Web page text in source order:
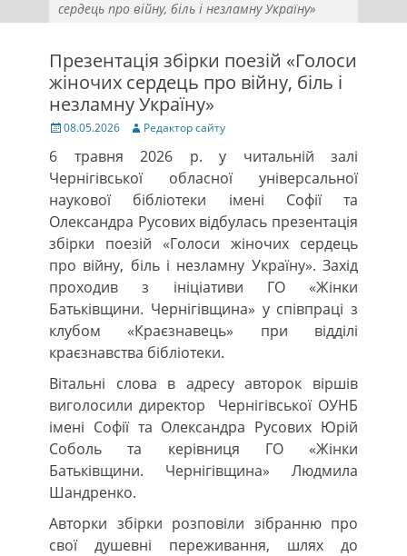
сердець про війну, біль і незламну Україну»
Презентація збірки поезій «Голоси
жіночих сердець про війну, біль і
незламну Україну»
Posted
08.05.2026 Author
Редактор сайту
6 травня 2026 р. у читальній залі
Чернігівської обласної універсальної
наукової бібліотеки імені Софії та
Олександра Русових відбулась презентація
збірки поезій «Голоси жіночих сердець
про війну, біль і незламну Україну». Захід
проходив з ініціативи ГО «Жінки
Батьківщини. Чернігівщина» у співпраці з
клубом «Краєзнавець» при відділі
краєзнавства бібліотеки.
Вітальні слова в адресу авторок віршів
виголосили директор Чернігівської ОУНБ
імені Софії та Олександра Русових Юрій
Соболь та керівниця ГО «Жінки
Батьківщини. Чернігівщина» Людмила
Шандренко.
Авторки збірки розповіли зібранню про
свої душевні переживання, шлях до